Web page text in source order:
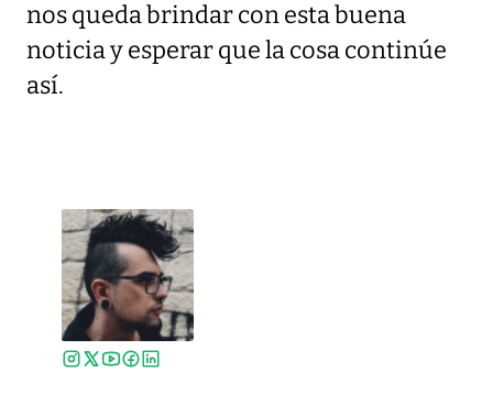
nos queda brindar con esta buena
noticia y esperar que la cosa continúe
así.